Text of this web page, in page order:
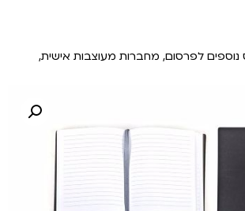
נוספים לפרסום, מחברות מעוצבות אישית,